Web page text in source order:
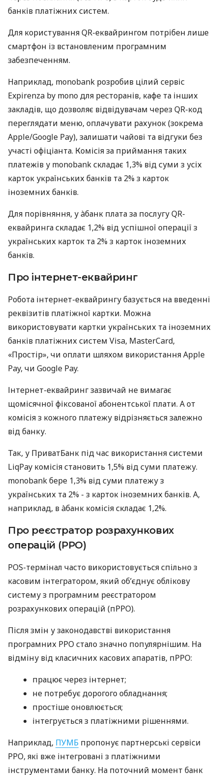
банків платіжних систем.
Для користування QR-еквайрингом потрібен лише
смартфон із встановленим програмним
забезпеченням.
Наприклад, monobank розробив цілий сервіс
Expirenza by mono для ресторанів, кафе та інших
закладів, що дозволяє відвідувачам через QR-код
переглядати меню, оплачувати рахунок (зокрема
Apple/Google Pay), залишати чайові та відгуки без
участі офіціанта. Комісія за приймання таких
платежів у monobank складає 1,3% від суми з усіх
карток українських банків та 2% з карток
іноземних банків.
Для порівняння, у àбанк плата за послугу QR-
еквайринга складає 1,2% від успішної операції з
українських карток та 2% з карток іноземних
банків.
Про інтернет-еквайринг
Робота інтернет-еквайрингу базується на введенні
реквізитів платіжної картки. Можна
використовувати картки українських та іноземних
банків платіжних систем Visa, MasterCard,
«Простір», чи оплати шляхом використання Apple
Pay, чи Google Pay.
Інтернет-еквайринг зазвичай не вимагає
щомісячної фіксованої абонентської плати. А от
комісія з кожного платежу відрізняється залежно
від банку.
Так, у ПриватБанк під час використання системи
LiqPay комісія становить 1,5% від суми платежу.
monobank бере 1,3% від суми платежу з
українських та 2% - з карток іноземних банків. А,
наприклад, в àбанк комісія складає 1,2%.
Про реєстратор розрахункових
операцій (РРО)
POS-термінал часто використовується спільно з
касовим інтегратором, який об’єднує облікову
систему з програмним реєстратором
розрахункових операцій (пРРО).
Після змін у законодавстві використання
програмних РРО стало значно популярнішим. На
відміну від класичних касових апаратів, пРРО:
працює через інтернет;
не потребує дорогого обладнання;
простіше оновлюється;
інтегрується з платіжними рішеннями.
Наприклад, ПУМБ пропонує партнерські сервіси
РРО, які вже інтегровані з платіжними
інструментами банку. На поточний момент банк